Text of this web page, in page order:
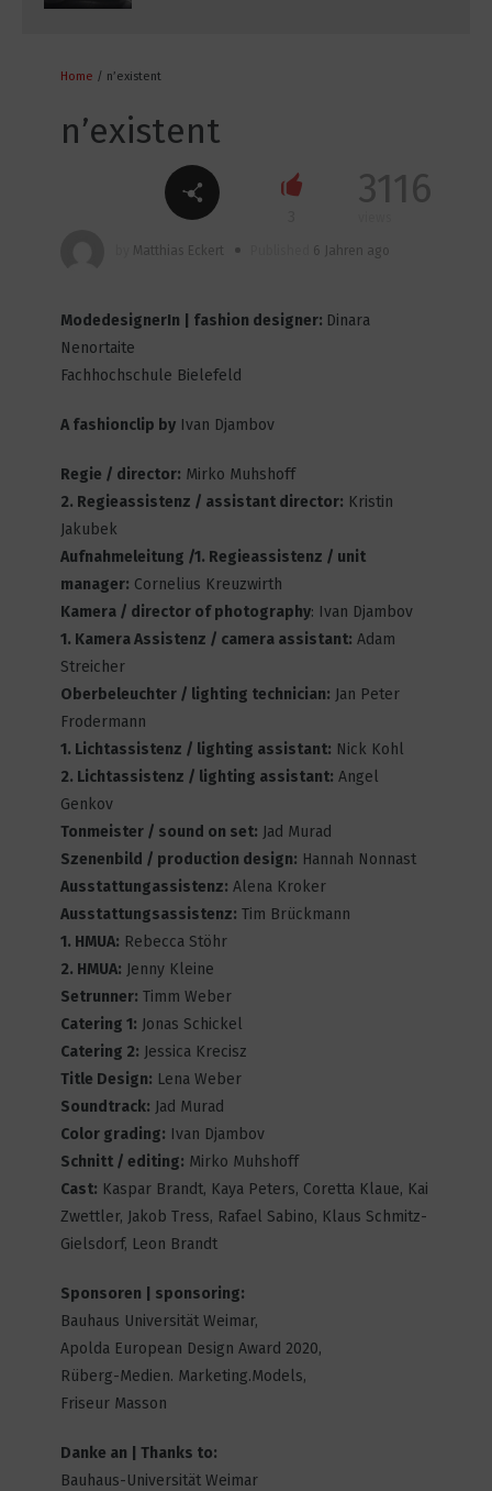
TRANSGENESIS
Dark side of shadow
Kosei Julia
4 2776
Smile Or Die
2 3395
Painting Fashion
1 2695
19 BLUES
3861
The stories we are
Let the future be human
Woodkids
6
Home / n’existent
n’existent
3116
Matthias Eckert 6 Jahren ago
ModedesignerIn | fashion designer: Dinara
Nenortaite
Fachhochschule Bielefeld
A fashionclip by Ivan Djambov
Regie / director: Mirko Muhshoff
2. Regieassistenz / assistant director: Kristin
Jakubek
Aufnahmeleitung /1. Regieassistenz / unit
manager: Cornelius Kreuzwirth
Kamera / director of photography: Ivan Djambov
1. Kamera Assistenz / camera assistant: Adam
Streicher
Oberbeleuchter / lighting technician: Jan Peter
Frodermann
1. Lichtassistenz / lighting assistant: Nick Kohl
2. Lichtassistenz / lighting assistant: Angel
Genkov
Tonmeister / sound on set: Jad Murad
Szenenbild / production design: Hannah Nonnast
Ausstattungassistenz: Alena Kroker
Ausstattungsassistenz: Tim Brückmann
1. HMUA: Rebecca Stöhr
2. HMUA: Jenny Kleine
Setrunner: Timm Weber
Catering 1: Jonas Schickel
Catering 2: Jessica Krecisz
Title Design: Lena Weber
Soundtrack: Jad Murad
Color grading: Ivan Djambov
Schnitt / editing: Mirko Muhshoff
Cast: Kaspar Brandt, Kaya Peters, Coretta Klaue, Kai
Zwettler, Jakob Tress, Rafael Sabino, Klaus Schmitz-
Gielsdorf, Leon Brandt
Sponsoren | sponsoring:
Bauhaus Universität Weimar,
Apolda European Design Award 2020,
Rüberg-Medien. Marketing.Models,
Friseur Masson
Danke an | Thanks to:
Bauhaus-Universität Weimar